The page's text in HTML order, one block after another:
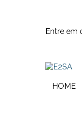
Entre em
HOME